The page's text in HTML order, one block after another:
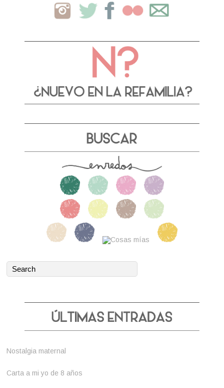
Nostalgia maternal
Carta a mi yo de 8 años